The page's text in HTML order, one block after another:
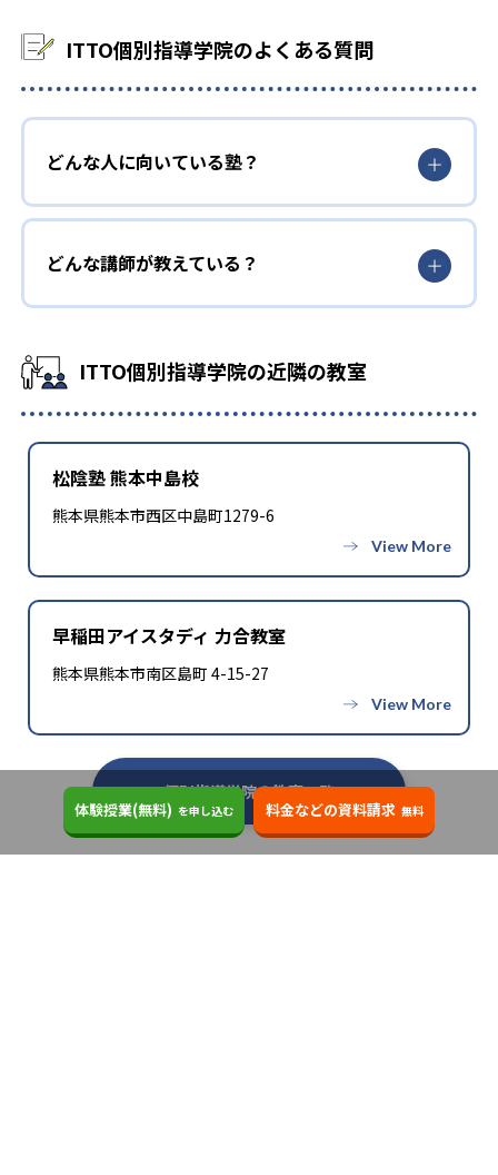
ITTO個別指導学院のよくある質問
どんな人に向いている塾？
どんな講師が教えている？
ITTO個別指導学院の近隣の教室
松陰塾 熊本中島校
熊本県熊本市西区中島町1279-6
早稲田アイスタディ 力合教室
熊本県熊本市南区島町 4-15-27
ITTO個別指導学院の教室一覧へ
体験授業(無料) を申し込む 料金などの資料請求 無料